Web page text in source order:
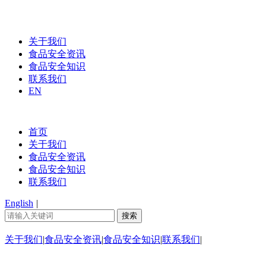
关于我们
食品安全资讯
食品安全知识
联系我们
EN
首页
关于我们
食品安全资讯
食品安全知识
联系我们
English |
关于我们|食品安全资讯|食品安全知识|联系我们|